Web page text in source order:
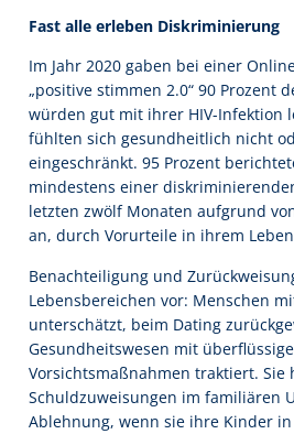
Fast alle erleben Diskriminierung
Im Jahr 2020 gaben bei einer
„positive stimmen 2.0“ 90 Prozent
würden gut mit ihrer HIV-Infektion
fühlten sich gesundheitlich nicht
eingeschränkt. 95 Prozent
mindestens einer
letzten zwölf Monaten aufgrund
an, durch Vorurteile in ihrem
Benachteiligung und
Lebensbereichen vor: Menschen
unterschätzt, beim Dating
Gesundheitswesen mit
Vorsichtsmaßnahmen traktiert. Sie
Schuldzuweisungen im familiären
Ablehnung, wenn sie ihre Kinder